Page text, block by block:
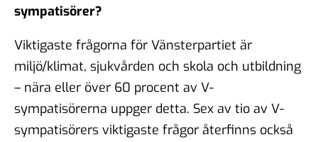
sympatisörer?
Viktigaste frågorna för Vänsterpartiet är
miljö/klimat, sjukvården och skola och utbildning
– nära eller över 60 procent av V-
sympatisörerna uppger detta. Sex av tio av V-
sympatisörers viktigaste frågor återfinns också